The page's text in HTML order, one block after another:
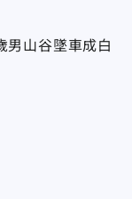
男山谷墜車成白